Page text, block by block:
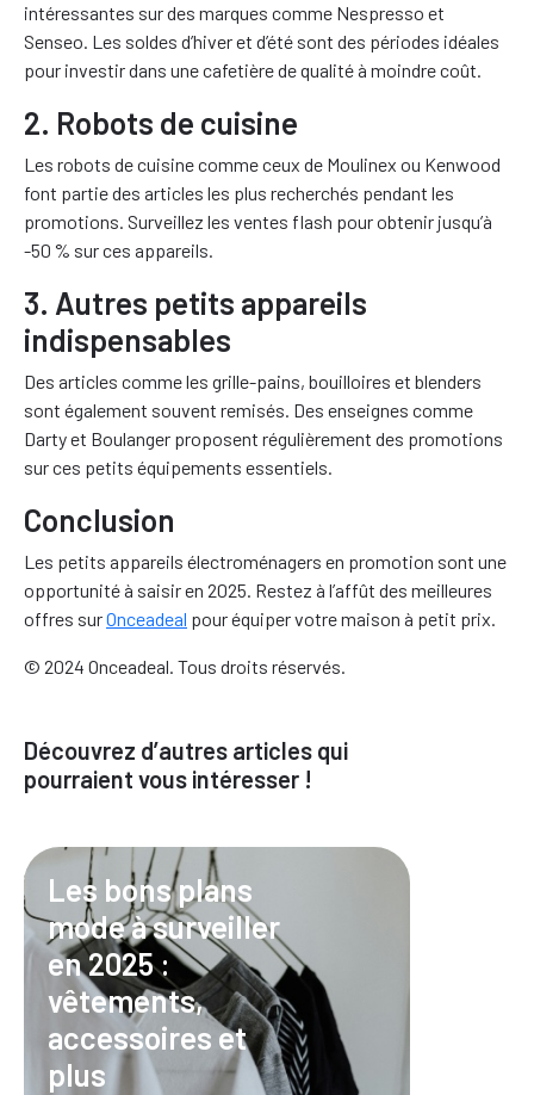
intéressantes sur des marques comme Nespresso et
Senseo. Les soldes d’hiver et d’été sont des périodes idéales
pour investir dans une cafetière de qualité à moindre coût.
2. Robots de cuisine
Les robots de cuisine comme ceux de Moulinex ou Kenwood
font partie des articles les plus recherchés pendant les
promotions. Surveillez les ventes flash pour obtenir jusqu’à
-50 % sur ces appareils.
3. Autres petits appareils
indispensables
Des articles comme les grille-pains, bouilloires et blenders
sont également souvent remisés. Des enseignes comme
Darty et Boulanger proposent régulièrement des promotions
sur ces petits équipements essentiels.
Conclusion
Les petits appareils électroménagers en promotion sont une
opportunité à saisir en 2025. Restez à l’affût des meilleures
offres surOnceadeal pour équiper votre maison à petit prix.
© 2024 Onceadeal. Tous droits réservés.
Découvrez d’autres articles qui
pourraient vous intéresser !
Les bons plans
mode à surveiller
en 2025 :
vêtements,
accessoires et
plus